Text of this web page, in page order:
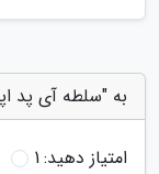
به "سلطه آی پد
امتیاز دهید:1